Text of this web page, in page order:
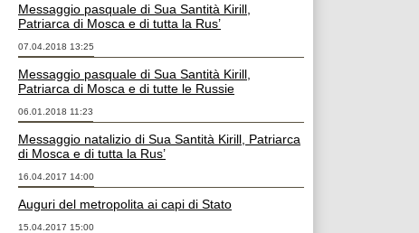
Messaggio pasquale di Sua Santità Kirill,
Patriarca di Mosca e di tutta la Rus’
07.04.2018 13:25
Messaggio pasquale di Sua Santità Kirill,
Patriarca di Mosca e di tutte le Russie
06.01.2018 11:23
Messaggio natalizio di Sua Santità Kirill, Patriarca
di Mosca e di tutta la Rus’
16.04.2017 14:00
Auguri del metropolita ai capi di Stato
15.04.2017 15:00